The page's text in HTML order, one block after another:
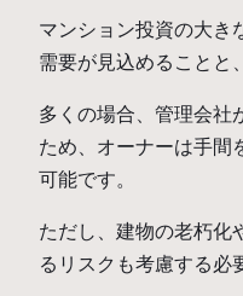
マンション投資の大き
需要が見込めることと
多くの場合、管理会社
ため、オーナーは手間
可能です。
ただし、建物の老朽化
るリスクも考慮する必